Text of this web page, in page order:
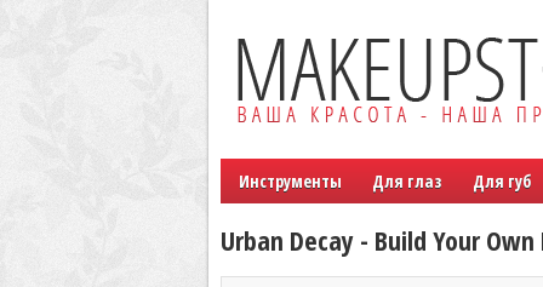
Инструменты Для глаз Для губ
Urban Decay - Build Your